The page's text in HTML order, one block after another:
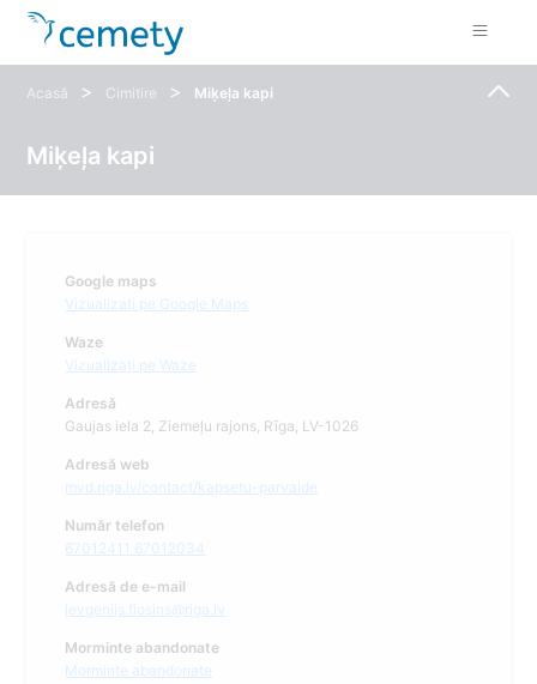
Acasă > Cimitire > Miķeļa kapi
Miķeļa kapi
Google maps
Vizualizați pe Google Maps
Waze
Vizualizați pe Waze
Adresă
Gaujas iela 2, Ziemeļu rajons, Rīga, LV-1026
Adresă web
mvd.riga.lv/contact/kapsetu-parvalde
Număr telefon
67012411 67012034
Adresă de e-mail
jevgenijs.fiosins@riga.lv
Morminte abandonate
Morminte abandonate